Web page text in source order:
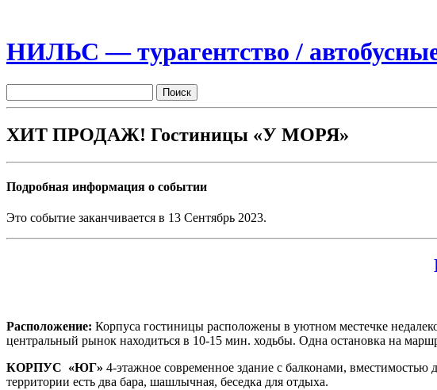
НИЛЬС — турагентство /
ХИТ ПРОДАЖ! Гостиницы «У МОРЯ»
Подробная информация о событии
Это событие заканчивается в 13 Сентябрь 2023.
Расположение: Корпуса гостиницы расположены в уютном местечке
центральный рынок находиться в 10-15 мин. ходьбы. Одна остановка на
КОРПУС «ЮГ» 4-этажное современное здание с балконами,
территории есть два бара, шашлычная, беседка для отдыха.